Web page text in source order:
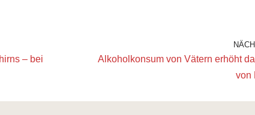
– bei
Alkoholkonsum von Vätern erhöht
von